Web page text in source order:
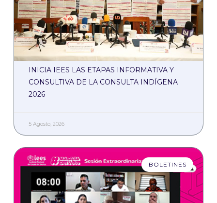
INICIA IEES LAS ETAPAS INFORMATIVA Y
CONSULTIVA DE LA CONSULTA INDÍGENA
2026
5 Agosto, 2026
BOLETINES